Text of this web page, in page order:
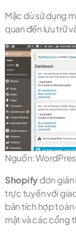
Mặc dù sử dụng
quan đến lưu trữ
Nguồn:
Shopify đơn giản
trực tuyến với
bản tích hợp
mật và các cổng